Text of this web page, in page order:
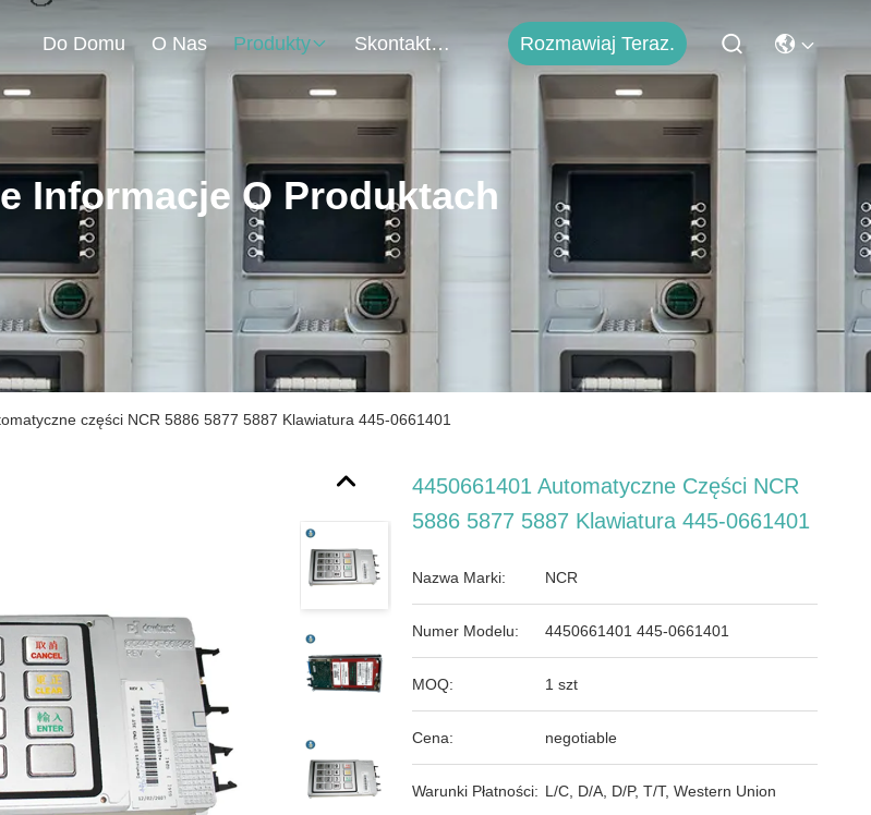
Do Domu O Nas Produkty Skontaktuj Się Z Nami Rozmawiaj Teraz.
Informacje O Produktach
części NCR 5886 5877 5887 Klawiatura 445-0661401
4450661401 Automatyczne Części NCR
5886 5877 5887 Klawiatura 445-0661401
Nazwa Marki: NCR
Numer Modelu: 4450661401 445-0661401
MOQ: 1 szt
Cena: negotiable
Warunki Płatności: L/C, D/A, D/P, T/T, Western Union